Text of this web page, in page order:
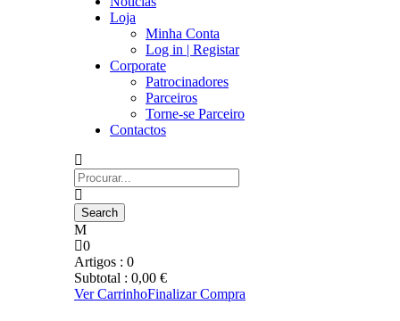
Loja
Minha Conta
Log in | Registar
Corporate
Patrocinadores
Parceiros
Torne-se Parceiro
Contactos
0
Artigos : 0
Subtotal : 0,00 €
Ver CarrinhoFinalizar Compra